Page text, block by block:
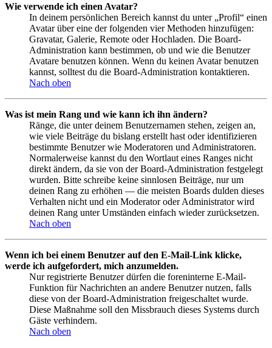
Wie verwende ich einen Avatar?
In deinem persönlichen Bereich kannst du unter „Profil“ einen
Avatar über eine der folgenden vier Methoden hinzufügen:
Gravatar, Galerie, Remote oder Hochladen. Die Board-
Administration kann bestimmen, ob und wie die Benutzer
Avatare benutzen können. Wenn du keinen Avatar benutzen
kannst, solltest du die Board-Administration kontaktieren.
Nach oben
Was ist mein Rang und wie kann ich ihn ändern?
Ränge, die unter deinem Benutzernamen stehen, zeigen an,
wie viele Beiträge du bislang erstellt hast oder identifizieren
bestimmte Benutzer wie Moderatoren und Administratoren.
Normalerweise kannst du den Wortlaut eines Ranges nicht
direkt ändern, da sie von der Board-Administration festgelegt
wurden. Bitte schreibe keine sinnlosen Beiträge, nur um
deinen Rang zu erhöhen — die meisten Boards dulden dieses
Verhalten nicht und ein Moderator oder Administrator wird
deinen Rang unter Umständen einfach wieder zurücksetzen.
Nach oben
Wenn ich bei einem Benutzer auf den E-Mail-Link klicke,
werde ich aufgefordert, mich anzumelden.
Nur registrierte Benutzer dürfen die foreninterne E-Mail-
Funktion für Nachrichten an andere Benutzer nutzen, falls
diese von der Board-Administration freigeschaltet wurde.
Diese Maßnahme soll den Missbrauch dieses Systems durch
Gäste verhindern.
Nach oben